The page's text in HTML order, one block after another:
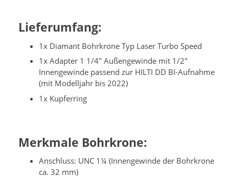
Lieferumfang:
1x Diamant Bohrkrone Typ Laser Turbo Speed
1x Adapter 1 1/4" Außengewinde mit 1/2"
Innengewinde passend zur HILTI DD BI-Aufnahme
(mit Modelljahr bis 2022)
1x Kupferring
Merkmale Bohrkrone:
Anschluss: UNC 1¼ (Innengewinde der Bohrkrone
ca. 32 mm)